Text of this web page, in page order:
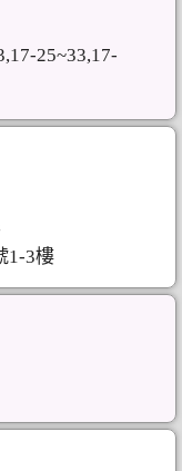
25~33,17-
1-3樓